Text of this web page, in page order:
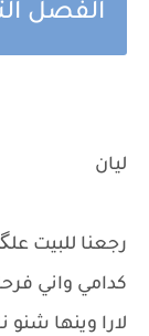
الفصل
ليان
رجعنا للبيت
كدامي واني
لارا وينها شنو